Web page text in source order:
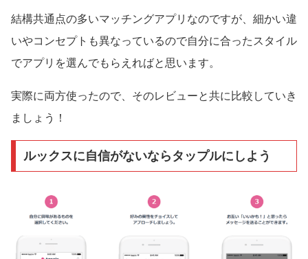
結構共通点の多いマッチングアプリなのですが、細かい違
いやコンセプトも異なっているので自分に合ったスタイル
でアプリを選んでもらえればと思います。
実際に両方使ったので、そのレビューと共に比較していき
ましょう！
ルックスに自信がないならタップルにしよう